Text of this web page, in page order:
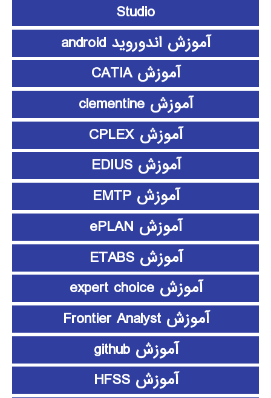
Studio
آموزش اندوروید android
آموزش CATIA
آموزش clementine
آموزش CPLEX
آموزش EDIUS
آموزش EMTP
آموزش ePLAN
آموزش ETABS
آموزش expert choice
آموزش Frontier Analyst
آموزش github
آموزش HFSS